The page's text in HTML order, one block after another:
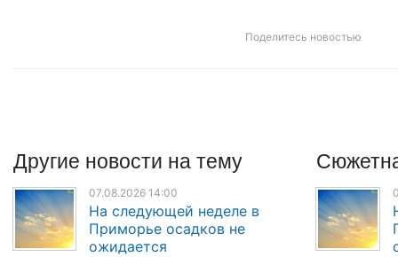
Поделитесь новостью
Другие новости на тему
07.08.2026 14:00
На следующей неделе в
Приморье осадков не
ожидается